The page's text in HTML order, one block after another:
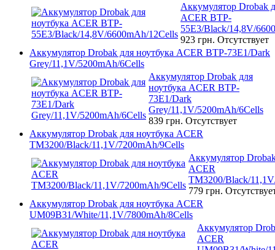
Аккумулятор Drobak
ACER BTP-
55E3/Black/14,8V/
923 грн. Отсутствует
Аккумулятор Drobak для ноутбука ACER BTP-73E1/Dark
Grey/11,1V/5200mAh/6Cells
Аккумулятор Drobak для
ноутбука ACER BTP-
73E1/Dark
Grey/11,1V/5200mAh/6Cells
839 грн. Отсутствует
Аккумулятор Drobak для ноутбука ACER
TM3200/Black/11,1V/7200mAh/9Cells
Аккумулятор
ACER
TM3200/Black/
779 грн.
Аккумулятор Drobak для ноутбука ACER
UM09B31/White/11,1V/7800mAh/8Cells
Аккумулятор
ACER